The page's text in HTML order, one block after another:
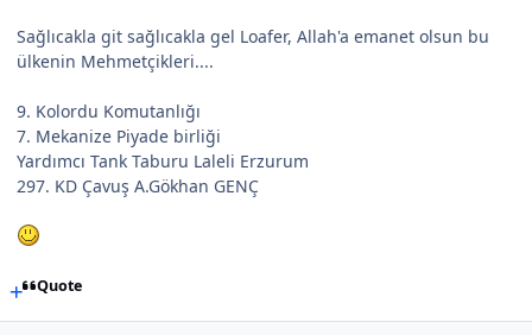
Sağlıcakla git sağlıcakla gel Loafer, Allah'a emanet olsun bu
ülkenin Mehmetçikleri....
9. Kolordu Komutanlığı
7. Mekanize Piyade birliği
Yardımcı Tank Taburu Laleli Erzurum
297. KD Çavuş A.Gökhan GENÇ
Quote